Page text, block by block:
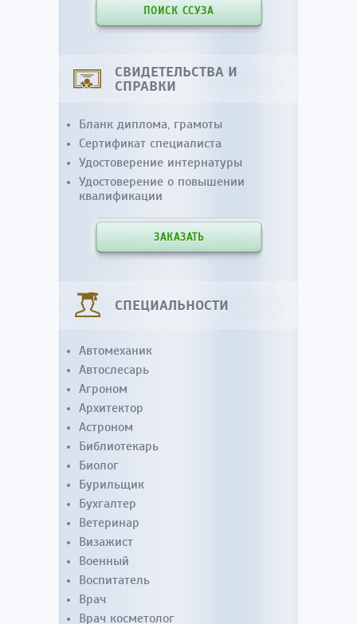
ПОИСК ССУЗА
СВИДЕТЕЛЬСТВА И
СПРАВКИ
Бланк диплома, грамоты
Сертификат специалиста
Удостоверение интернатуры
Удостоверение о повышении
квалификации
ЗАКАЗАТЬ
СПЕЦИАЛЬНОСТИ
Автомеханик
Автослесарь
Агроном
Архитектор
Астроном
Библиотекарь
Биолог
Бурильщик
Бухгалтер
Ветеринар
Визажист
Военный
Воспитатель
Врач
Врач косметолог